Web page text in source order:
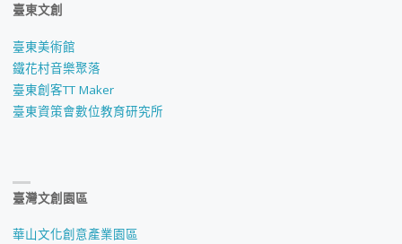
臺東文創
臺東美術館
鐵花村音樂聚落
臺東創客TT Maker
臺東資策會數位教育研究所
臺灣文創園區
華山文化創意產業園區